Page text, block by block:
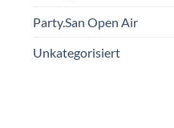
Party.San Open Air
Unkategorisiert